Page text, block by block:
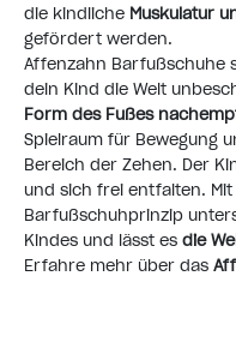
die kindliche Muskulatur
gefördert werden.
Affenzahn Barfußschuhe
dein Kind die Welt
Form des Fußes
Spielraum für Bewegung
Bereich der Zehen. Der
und sich frei entfalten.
Barfußschuhprinzip
Kindes und lässt es die
Erfahre mehr über das